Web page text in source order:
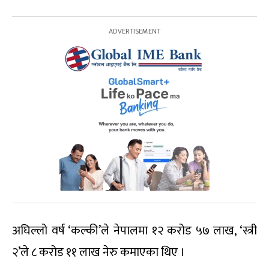
अघिल्लो वर्ष ‘कल्की’ले नेपालमा १२ करोड ५७ लाख, ‘स्त्री
२’ले ८ करोड ११ लाख नेरु कमाएका थिए ।